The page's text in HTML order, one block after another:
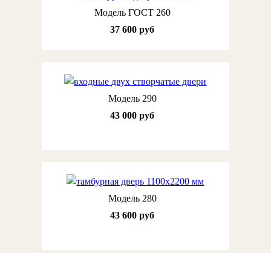
Модель ГОСТ 260
37 600 руб
Модель 290
43 000 руб
Модель 280
43 600 руб